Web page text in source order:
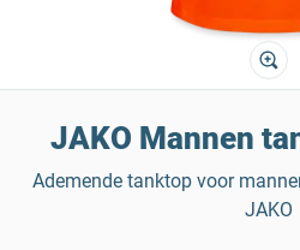
JAKO Mannen
Ademende tanktop voor
JAKO